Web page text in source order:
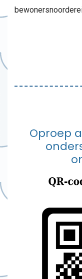
Oproep